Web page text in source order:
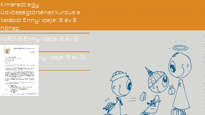
Kimaradt egy
Üdvösségtörténet kurzus a
listából Ennyi ideje: 8 év 8
hónap
KURZUS Ennyi ideje: 8 év 10
hónap
JÓ KÖNYV!
Ennyi ideje: 8 év 10
hónap